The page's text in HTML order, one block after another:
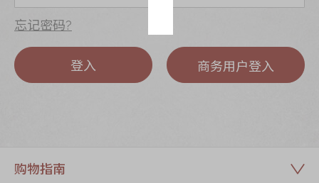
EN 繁體
登入 商务用户登入
忘记密码?
购物指南